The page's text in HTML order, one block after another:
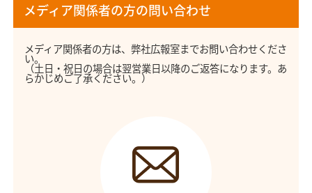
メディア関係者の方の問い合わせ
メディア関係者の方は、弊社広報室までお問い合わせくださ
い。
（土日・祝日の場合は翌営業日以降のご返答になります。あ
らかじめご了承ください。）